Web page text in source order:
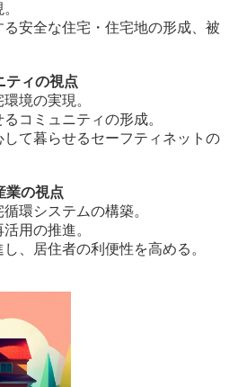
安全な住宅・住宅地の形成、被
ティの視点
境の実現。
コミュニティの形成。
て暮らせるセーフティネットの
業の視点
環システムの構築。
用の推進。
、居住者の利便性を高める。